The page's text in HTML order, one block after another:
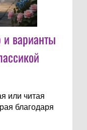
и варианты
или читая
благодаря